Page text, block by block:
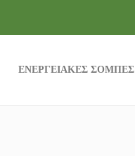
ΕΝΕΡΓΕΙΑΚΕΣ ΣΟΜΠΕΣ